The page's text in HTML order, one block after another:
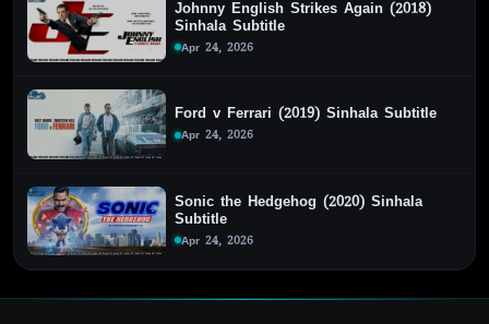
Johnny English Strikes Again (2018)
Sinhala Subtitle
Apr 24, 2026
Ford v Ferrari (2019) Sinhala Subtitle
Apr 24, 2026
Sonic the Hedgehog (2020) Sinhala
Subtitle
Apr 24, 2026